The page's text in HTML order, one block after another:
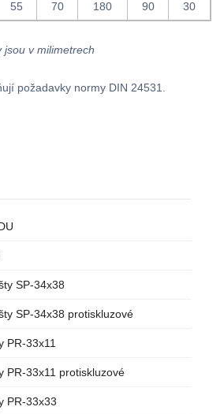
55 70 180 90 30
v milimetrech
požadavky normy DIN 24531.
SP-34x38
SP-34x38 protiskluzové
PR-33x11
PR-33x11 protiskluzové
PR-33x33